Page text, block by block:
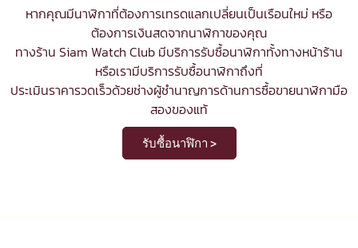
หากคุณมีนาฬิกาที่ต้องการเทรดแลกเปลี่ยนเป็นเรือนใหม่ หรือ
ต้องการเงินสดจากนาฬิกาของคุณ
ทางร้าน Siam Watch Club มีบริการรับซื้อนาฬิกาทั้งทางหน้าร้าน
หรือเรามีบริการรับซื้อนาฬิกาถึงที่
ประเมินราคารวดเร็วด้วยช่างผู้ชำนาญการด้านการซื้อขายนาฬิกามือ
สองของแท้
รับซื้อนาฬิกา >